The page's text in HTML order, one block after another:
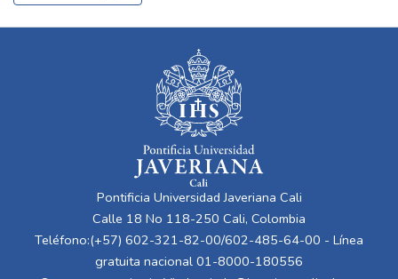
Pontificia Universidad Javeriana Cali
Calle 18 No 118-250 Cali, Colombia
Teléfono:(+57) 602-321-82-00/602-485-64-00 - Línea
gratuita nacional 01-8000-180556